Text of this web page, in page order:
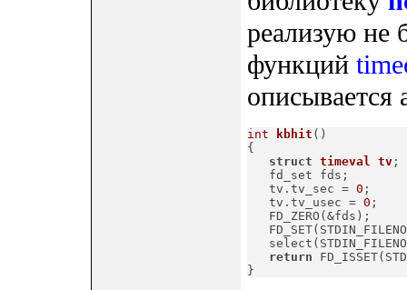
реализую не
функций
описывается
int kbhit ()
{
struct timeval tv;
   fd_set fds;
   tv.tv_sec =
0 ;
   tv.tv_usec =
0 ;
   FD_ZERO(&fds);
return
}